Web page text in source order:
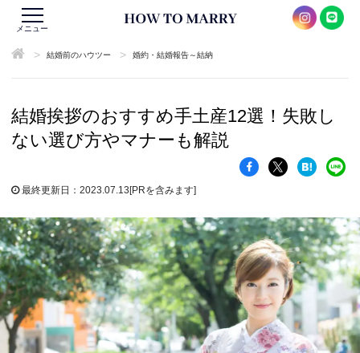
メニュー
> 結婚前のハウツー > 婚約・結婚報告～結納
結婚挨拶のおすすめ手土産12選！失敗し
ない選び方やマナーも解説
最終更新日：2023.07.13[PRを含みます]